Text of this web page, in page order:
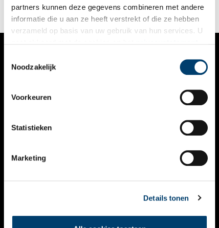
partners kunnen deze gegevens combineren met andere
informatie die u aan ze heeft verstrekt of die ze hebben
verzameld op basis van uw gebruik van hun services. U
Noodzakelijk
Voorkeuren
Statistieken
Marketing
Details tonen
VERHALEN
KALENDER
THEMA’S
VIDEO’S
CONTACT